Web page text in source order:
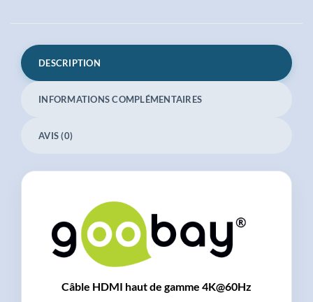
DESCRIPTION
INFORMATIONS COMPLÉMENTAIRES
AVIS (0)
Câble HDMI haut de gamme 4K@60Hz